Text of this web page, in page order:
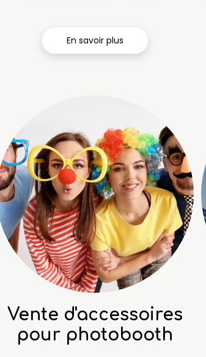
En savoir plus
Vente d'accessoires
pour photobooth